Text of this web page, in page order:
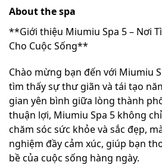
About the spa
**Giới thiệu Miumiu Spa 5 – Nơi
Cho Cuộc Sống**
Chào mừng bạn đến với Miumiu
tìm thấy sự thư giãn và tái tạo
gian yên bình giữa lòng thành
thuận lợi, Miumiu Spa 5 không
chăm sóc sức khỏe và sắc đẹp,
nghiệm đầy cảm xúc, giúp bạn
bề của cuộc sống hàng ngày.